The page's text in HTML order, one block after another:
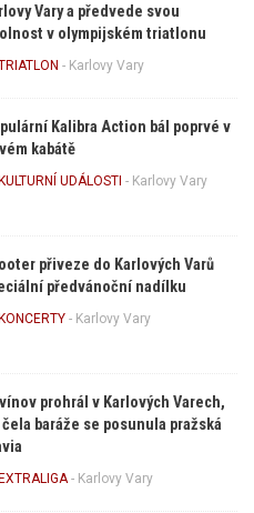
Vary a předvede svou
v olympijském triatlonu
- Karlovy Vary
Kalibra Action bál poprvé v
kabátě
UDÁLOSTI - Karlovy Vary
přiveze do Karlových Varů
předvánoční nadílku
- Karlovy Vary
prohrál v Karlových Varech,
baráže se posunula pražská
- Karlovy Vary